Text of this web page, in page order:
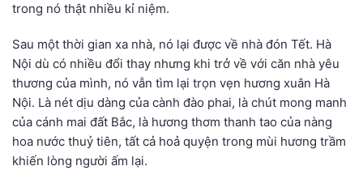
trong nó thật nhiều kỉ niệm.
Sau một thời gian xa nhà, nó lại được về nhà đón Tết. Hà
Nội dù có nhiều đổi thay nhưng khi trở về với căn nhà yêu
thương của mình, nó vẫn tìm lại trọn vẹn hương xuân Hà
Nội. Là nét dịu dàng của cành đào phai, là chút mong manh
của cánh mai đất Bắc, là hương thơm thanh tao của nàng
hoa nước thuỷ tiên, tất cả hoả quyện trong mùi hương trầm
khiến lòng người ấm lại.